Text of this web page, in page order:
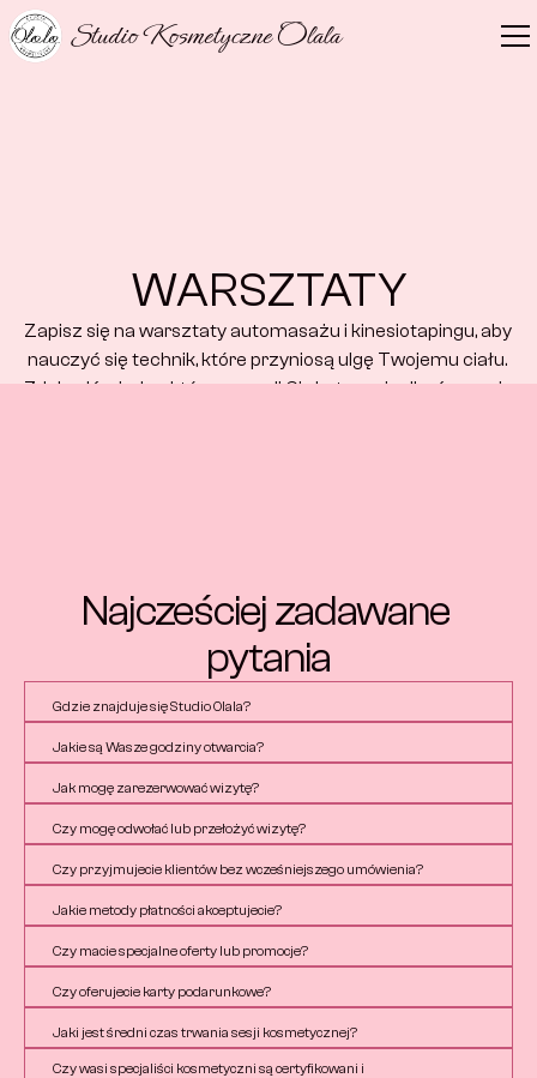
Studio Kosmetyczne Olala
WARSZTATY
Zapisz się na warsztaty automasażu i kinesiotapingu, aby
nauczyć się technik, które przyniosą ulgę Twojemu ciału.
Zdobądź wiedzę, która pozwoli Ci skutecznie dbać o swoje
Najcześciej zadawane
pytania
Gdzie znajduje się Studio Olala?
Jakie są Wasze godziny otwarcia?
Jak mogę zarezerwować wizytę?
Czy mogę odwołać lub przełożyć wizytę?
Czy przyjmujecie klientów bez wcześniejszego umówienia?
Jakie metody płatności akceptujecie?
Czy macie specjalne oferty lub promocje?
Czy oferujecie karty podarunkowe?
Jaki jest średni czas trwania sesji kosmetycznej?
Czy wasi specjaliści kosmetyczni są certyfikowani i